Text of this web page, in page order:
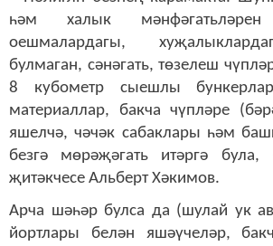
һәм халык
оешмалардагы,
булмаган, сәнәгать, төзелеш
8 кубометр сыешлы
материаллар, бакча чүпләре
яшелчә, чәчәк сабаклары һәм
безгә мөрәҗәгать итәргә
җитәкчесе Альберт Хәкимов.
Арча шәһәр булса да (шулай ук
йортлары белән яшәүчеләр,